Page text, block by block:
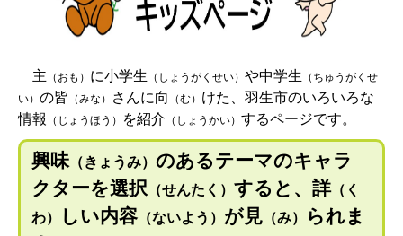
主 （おも） に小学生 （しょうがくせい） や中学生 （ちゅうがくせ
い） の皆 （みな） さんに向 （む） けた、羽生市のいろいろな
情報
（じょうほう） を紹介 （しょうかい） するページです。
興味（きょうみ） のあるテーマのキャラ
クターを選択（せんたく） すると、詳（く
わ）
しい内容 （ないよう） が見 （み）
られま